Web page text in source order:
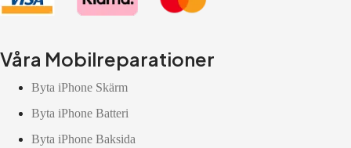
Våra Mobilreparationer
Byta iPhone Skärm
Byta iPhone Batteri
Byta iPhone Baksida